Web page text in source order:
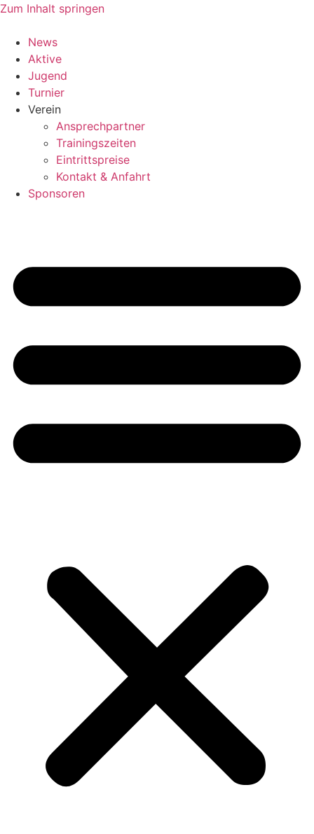
Zum Inhalt springen
News
Aktive
Jugend
Turnier
Verein
Ansprechpartner
Trainingszeiten
Eintrittspreise
Kontakt & Anfahrt
Sponsoren